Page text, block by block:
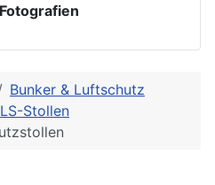
Bunker & Luftschutz
LS-Stollen